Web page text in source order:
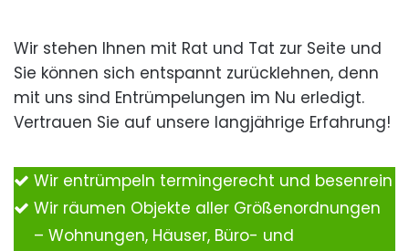
Wir stehen Ihnen mit Rat und Tat zur Seite und
Sie können sich entspannt zurücklehnen, denn
mit uns sind Entrümpelungen im Nu erledigt.
Vertrauen Sie auf unsere langjährige Erfahrung!
Wir entrümpeln termingerecht und besenrein
Wir räumen Objekte aller Größenordnungen
– Wohnungen, Häuser, Büro- und